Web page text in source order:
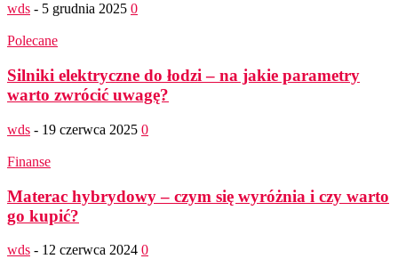
wds - 5 grudnia 2025 0
Polecane
Silniki elektryczne do łodzi – na jakie parametry
warto zwrócić uwagę?
wds - 19 czerwca 2025 0
Finanse
Materac hybrydowy – czym się wyróżnia i czy warto
go kupić?
wds - 12 czerwca 2024 0